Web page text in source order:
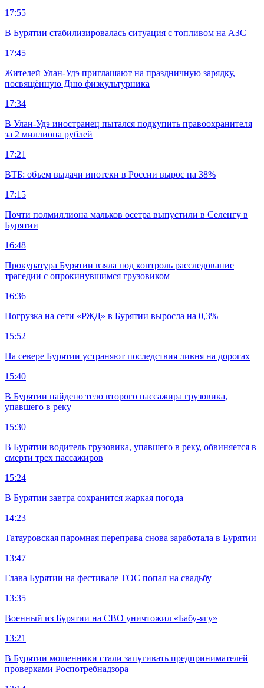
17:55
В Бурятии стабилизировалась ситуация с топливом на АЗС
17:45
Жителей Улан-Удэ приглашают на праздничную зарядку,
посвящённую Дню физкультурника
17:34
В Улан-Удэ иностранец пытался подкупить правоохранителя
за 2 миллиона рублей
17:21
ВТБ: объем выдачи ипотеки в России вырос на 38%
17:15
Почти полмиллиона мальков осетра выпустили в Селенгу в
Бурятии
16:48
Прокуратура Бурятии взяла под контроль расследование
трагедии с опрокинувшимся грузовиком
16:36
Погрузка на сети «РЖД» в Бурятии выросла на 0,3%
15:52
На севере Бурятии устраняют последствия ливня на дорогах
15:40
В Бурятии найдено тело второго пассажира грузовика,
упавшего в реку
15:30
В Бурятии водитель грузовика, упавшего в реку, обвиняется в
смерти трех пассажиров
15:24
В Бурятии завтра сохранится жаркая погода
14:23
Татауровская паромная переправа снова заработала в Бурятии
13:47
Глава Бурятии на фестивале ТОС попал на свадьбу
13:35
Военный из Бурятии на СВО уничтожил «Бабу-ягу»
13:21
В Бурятии мошенники стали запугивать предпринимателей
проверками Роспотребнадзора